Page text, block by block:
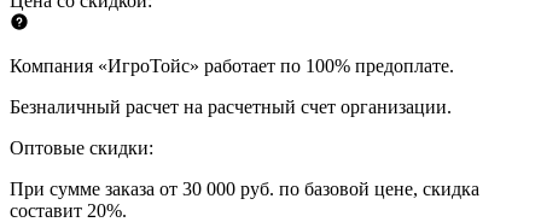
Компания «ИгроТойс» работает по 100% предоплате.
Безналичный расчет на расчетный счет организации.
Оптовые скидки:
При сумме заказа от 30 000 руб. по базовой цене, скидка
составит 20%.